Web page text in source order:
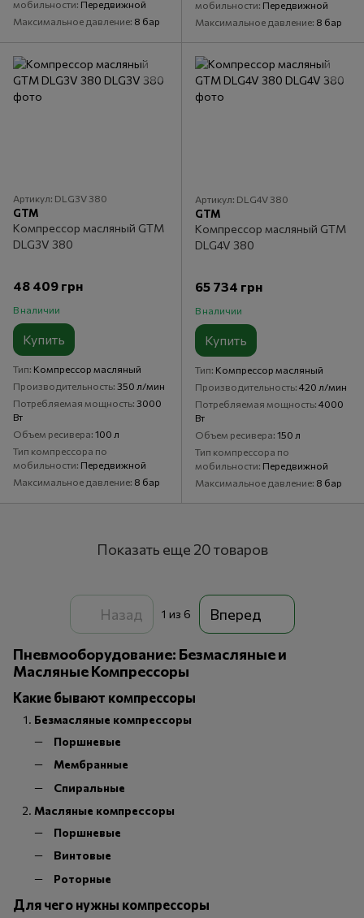
мобильности Передвижной
Максимальное давление 8 бар
мобильности Передвижной
Максимальное давление 8 бар
Артикул: DLG3V 380
GTM
Компрессор масляный GTM
DLG3V 380
48 409 грн
В наличии
Купить
Тип Компрессор масляный
Производительность 350 л/мин
Потребляемая мощность 3000
Вт
Объем ресивера 100 л
Тип компрессора по
мобильности Передвижной
Максимальное давление 8 бар
Артикул: DLG4V 380
GTM
Компрессор масляный GTM
DLG4V 380
65 734 грн
В наличии
Купить
Тип Компрессор масляный
Производительность 420 л/мин
Потребляемая мощность 4000
Вт
Объем ресивера 150 л
Тип компрессора по
мобильности Передвижной
Максимальное давление 8 бар
Показать еще 20 товаров
Назад 1 из 6 Вперед
Пневмооборудование: Безмасляные и
Масляные Компрессоры
Какие бывают компрессоры
Безмасляные компрессоры
Поршневые
Мембранные
Спиральные
Масляные компрессоры
Поршневые
Винтовые
Роторные
Для чего нужны компрессоры